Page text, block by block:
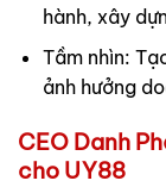
hành, xây
Tầm nhìn:
ảnh hưởng
CEO Danh
cho UY88